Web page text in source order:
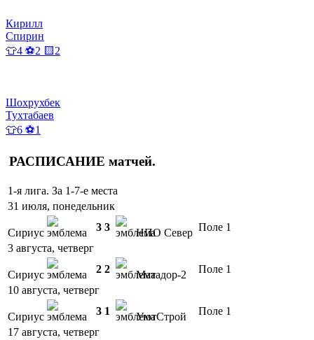
Кирилл
Спирин
👕4 ⚽2 🟨2
Шохрухбек
Тухтабаев
👕6 ⚽1
РАСПИСАНИЕ матчей.
1-я лига. За 1-7-е места
31 июля, понедельник
Сириус 3 3 НПО Север Поле 1
3 августа, четверг
Сириус 2 2 Матадор-2
Поле 1
10 августа, четверг
Сириус 3 1 УютСтрой
Поле 1
17 августа, четверг